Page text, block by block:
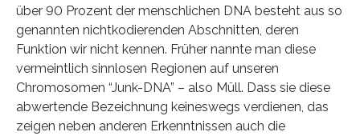
über 90 Prozent der menschlichen DNA besteht aus so
genannten nichtkodierenden Abschnitten, deren
Funktion wir nicht kennen. Früher nannte man diese
vermeintlich sinnlosen Regionen auf unseren
Chromosomen “Junk-DNA” – also Müll. Dass sie diese
abwertende Bezeichnung keineswegs verdienen, das
zeigen neben anderen Erkenntnissen auch die